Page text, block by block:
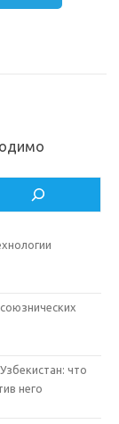
что
него